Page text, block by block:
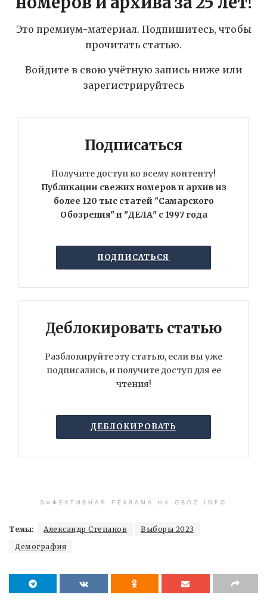
Это премиум-материал. Подпишитесь, чтобы
прочитать статью.
Войдите в свою учётную запись ниже или
зарегистрируйтесь
Подписаться
Получите доступ ко всему контенту!
Публикации свежих номеров и архив из
более 120 тыс статей "Самарского
Обозрения" и "ДЕЛА" с 1997 года
ПОДПИСАТЬСЯ
Деблокировать статью
Разблокируйте эту статью, если вы уже
подписались, и получите доступ для ее
чтения!
ДЕБЛОКИРОВАТЬ
ЭФФЕКТИВНАЯ РЕКЛАМА НА OBOZ.INFO
Темы: Александр Степанов
Выборы 2023
Демография